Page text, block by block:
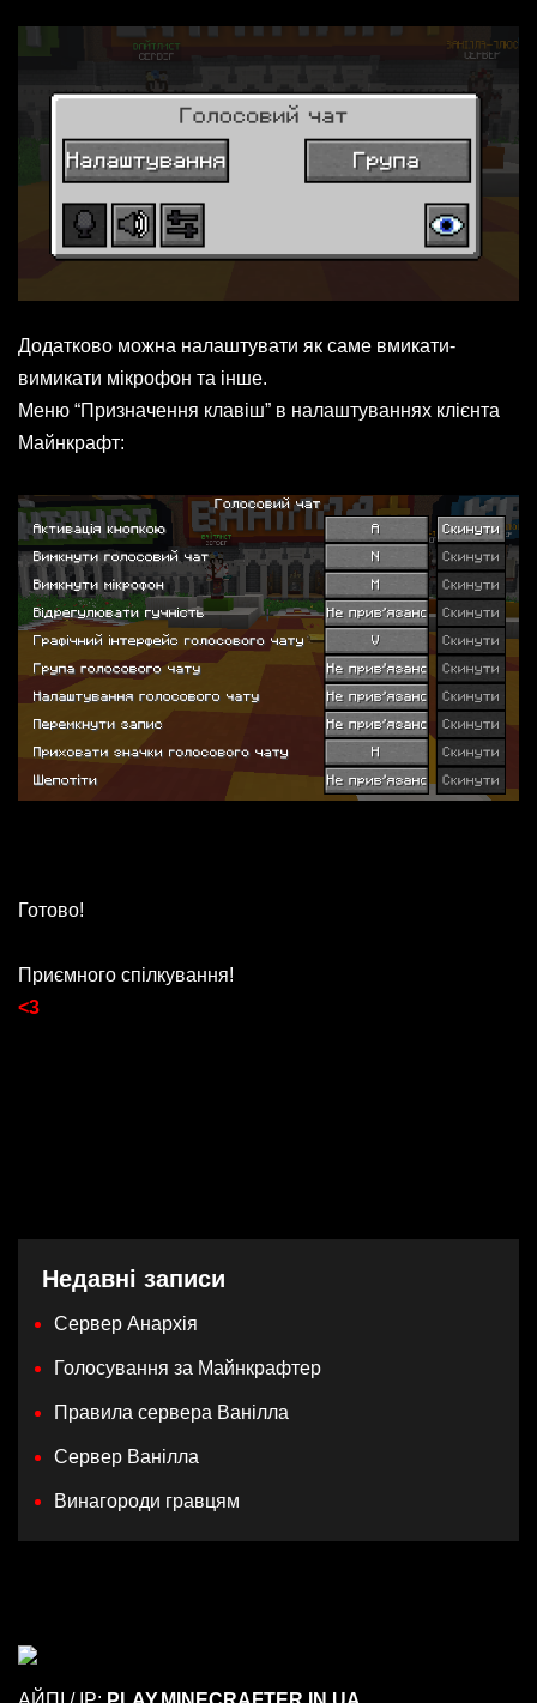
Додатково можна налаштувати як саме вмикати-
вимикати мікрофон та інше.
Меню “Призначення клавіш” в налаштуваннях клієнта
Майнкрафт:
Готово!
Приємного спілкування!
<3
Недавні записи
Сервер Анархія
Голосування за Майнкрафтер
Правила сервера Ванілла
Сервер Ванілла
Винагороди гравцям